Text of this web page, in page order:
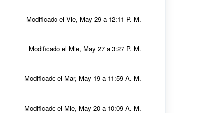
Modificado el Vie, May 29 a 12:11 P. M.
Modificado el Mie, May 27 a 3:27 P. M.
Modificado el Mar, May 19 a 11:59 A. M.
Modificado el Mie, May 20 a 10:09 A. M.